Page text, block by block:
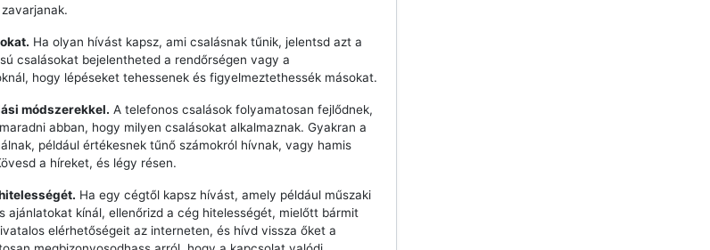
Ha olyan hívást kapsz, ami csalásnak tűnik, jelentsd azt a
csalásokat bejelentheted a rendőrségen vagy a
hogy lépéseket tehessenek és figyelmeztethessék másokat.
módszerekkel. A telefonos csalások folyamatosan fejlődnek,
abban, hogy milyen csalásokat alkalmaznak. Gyakran a
például értékesnek tűnő számokról hívnak, vagy hamis
a híreket, és légy résen.
Ha egy cégtől kapsz hívást, amely például műszaki
ajánlatokat kínál, ellenőrizd a cég hitelességét, mielőtt bármit
elérhetőségeit az interneten, és hívd vissza őket a